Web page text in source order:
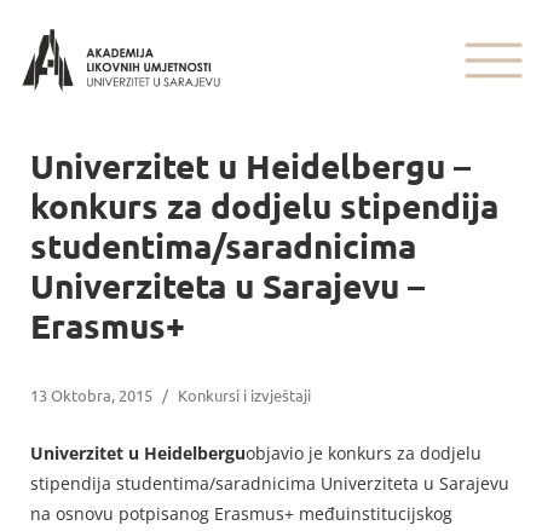
Univerzitet u Heidelbergu –
konkurs za dodjelu stipendija
studentima/saradnicima
Univerziteta u Sarajevu –
Erasmus+
13 Oktobra, 2015 / Konkursi i izvještaji
Univerzitet u Heidelberguobjavio je konkurs za dodjelu
stipendija studentima/saradnicima Univerziteta u Sarajevu
na osnovu potpisanog Erasmus+ međuinstitucijskog